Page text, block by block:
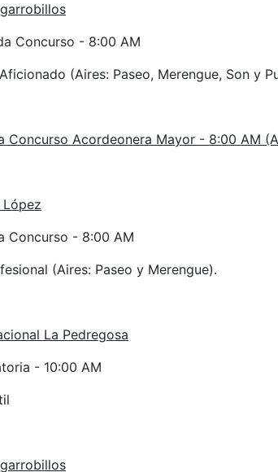
Concurso - 8:00 AM
(Aires: Paseo, Merengue, Son y
Concurso Acordeonera Mayor - 8:00 AM
Concurso - 8:00 AM
(Aires: Paseo y Merengue).
La Pedregosa
- 10:00 AM